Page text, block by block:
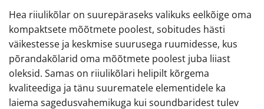
Hea riiulikõlar on suurepäraseks valikuks eelkõige oma
kompaktsete mõõtmete poolest, sobitudes hästi
väikestesse ja keskmise suurusega ruumidesse, kus
põrandakõlarid oma mõõtmete poolest juba liiast
oleksid. Samas on riiulikõlari helipilt kõrgema
kvaliteediga ja tänu suurematele elementidele ka
laiema sagedusvahemikuga kui soundbaridest tulev